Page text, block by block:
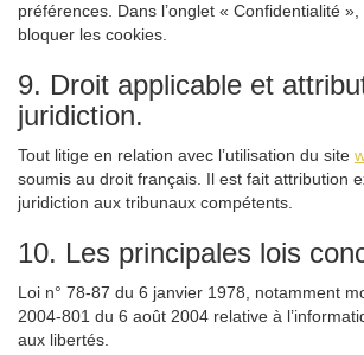
préférences. Dans l’onglet « Confidentialité
bloquer les cookies.
9. Droit applicable et
juridiction.
Tout litige en relation avec l’utilisation du site
soumis au droit français. Il est fait attribution
juridiction aux tribunaux compétents.
10. Les principales lois
Loi n° 78-87 du 6 janvier 1978, notamment
2004-801 du 6 août 2004 relative à
aux libertés.